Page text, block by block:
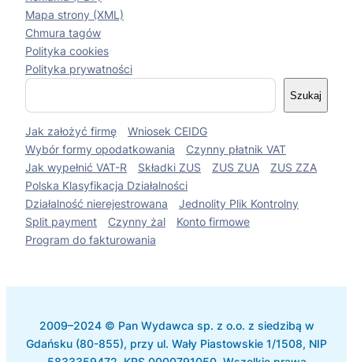
Mapa strony (XML)
Chmura tagów
Polityka cookies
Polityka prywatności
S
k
a
Szukaj
Jak założyć firmę
Wniosek CEIDG
Wybór formy opodatkowania
Czynny płatnik VAT
Jak wypełnić VAT-R
Składki ZUS ZUS ZUA
ZUS ZZA
Polska Klasyfikacja Działalności
Działalność nierejestrowana
Jednolity Plik Kontrolny
Split payment
Czynny żal
Konto firmowe
Program do fakturowania
2009–2024 © Pan Wydawca sp. z o.o. z siedzibą w
Gdańsku (80-855), przy ul. Wały Piastowskie 1/1508, NIP